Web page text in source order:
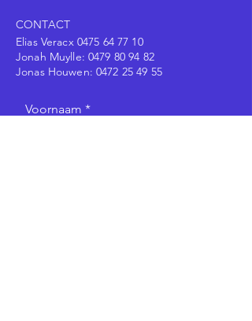
CONTACT
Elias Veracx 0475 64 77 10
Jonah Muylle: 0479 80 94 82
Jonas Houwen: 0472 25 49 55
Voornaam